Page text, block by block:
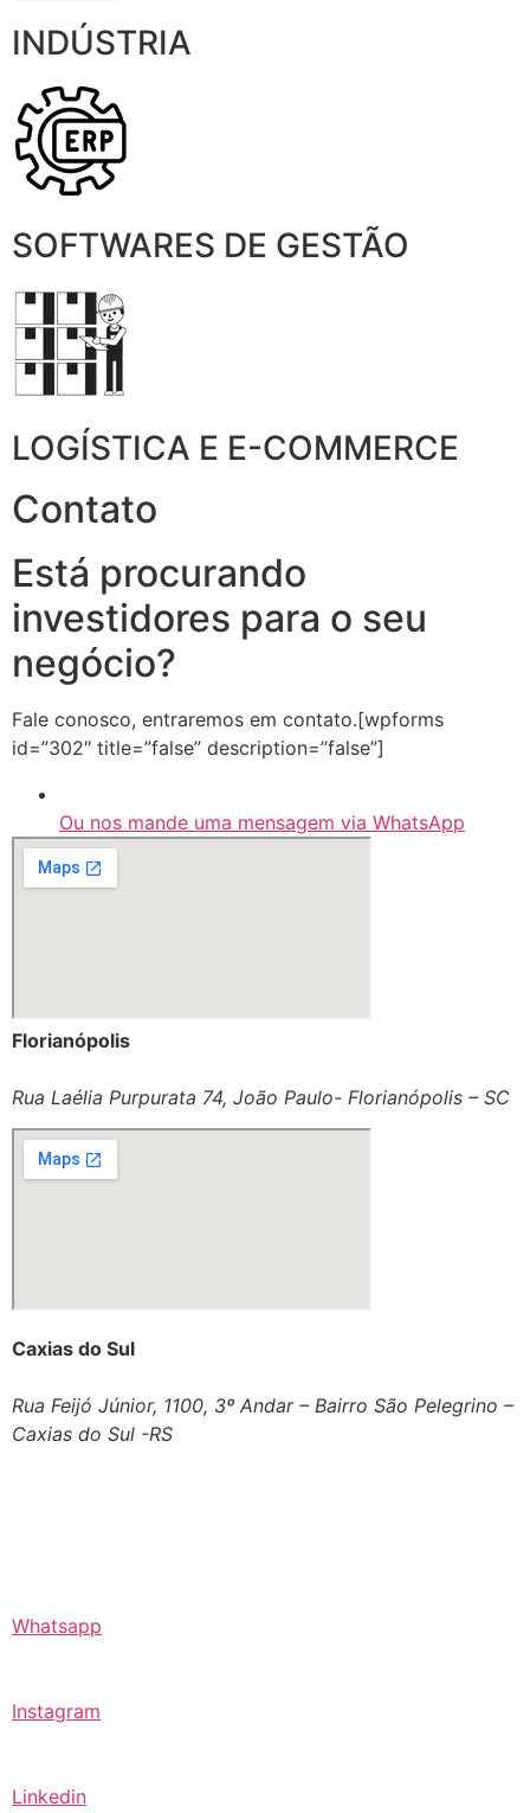
INDÚSTRIA
SOFTWARES DE GESTÃO
LOGÍSTICA E E-COMMERCE
Contato
Está procurando
investidores para o seu
negócio?
Fale conosco, entraremos em contato.[wpforms
id=”302″ title=”false” description=”false”]
Ou nos mande uma mensagem via WhatsApp
Florianópolis
Rua Laélia Purpurata 74, João Paulo- Florianópolis – SC
Caxias do Sul
Rua Feijó Júnior, 1100, 3º Andar – Bairro São Pelegrino –
Caxias do Sul -RS
Whatsapp
Instagram
Linkedin